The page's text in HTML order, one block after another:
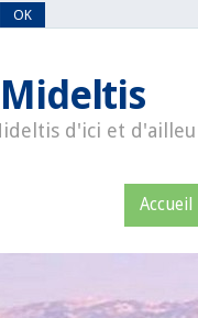
OK
d'ici et
Accueil